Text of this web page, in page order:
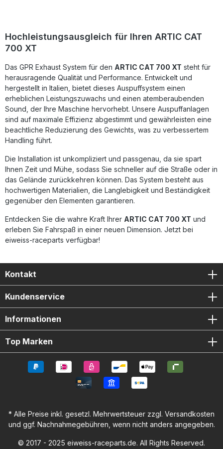
garantieren Langlebigkeit und eine konstant hohe
Produktqualität. Homologierter Endschalldämpfer mit
entnehmbarem db Killer Deutliche Verbesserung von
– einfache Montage Gefertigt in Italien, DIN-zertifizierte
Qualität Inklusive fahrzeugspezifischer Halterungen und
Zubehör Lieferumfang: GPR Deeptone ATV
Endschalldämpfer Herausnehmbarer db Killer
Verbindungsrohr (Link Pipe) Fahrzeugspezifische
Halterungen Montagezubehör
Hochleistungsausgleich für Ihren ARTIC CAT
700 XT
Das GPR Exhaust System für den ARTIC CAT 700 XT steht für
herausragende Qualität und Performance. Entwickelt und
hergestellt in Italien, bietet dieses Auspuffsystem einen
erheblichen Leistungszuwachs und einen atemberaubenden
Sound, der Ihre Maschine hervorhebt. Unsere Auspuffanlagen
sind auf maximale Effizienz abgestimmt und gewährleisten eine
beachtliche Reduzierung des Gewichts, was zu verbessertem
Handling führt.
Die Installation ist unkompliziert und passgenau, da sie spart
Ihnen Zeit und Mühe, sodass Sie schneller auf die Straße oder in
das Gelände zurückkehren können. Das System besteht aus
hochwertigen Materialien, die Langlebigkeit und Beständigkeit
gegenüber den Elementen garantieren.
Entdecken Sie die wahre Kraft Ihrer ARTIC CAT 700 XT und
erleben Sie Fahrspaß in einer neuen Dimension. Jetzt bei
eiweiss-raceparts verfügbar!
Kontakt
Kundenservice
Informationen
Top Marken
* Alle Preise inkl. gesetzl. Mehrwertsteuer zzgl. Versandkosten
und ggf. Nachnahmegebühren, wenn nicht anders angegeben.
© 2017 - 2025 eiweiss-raceparts.de. All Rights Reserved.